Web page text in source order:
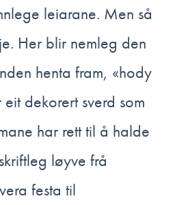
leiarane. Men så
Her blir nemleg den
henta fram, «hody
dekorert sverd som
har rett til å halde
løyve frå
festa til